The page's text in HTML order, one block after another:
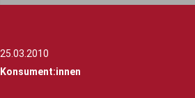
25.03.2010
Konsument:innen